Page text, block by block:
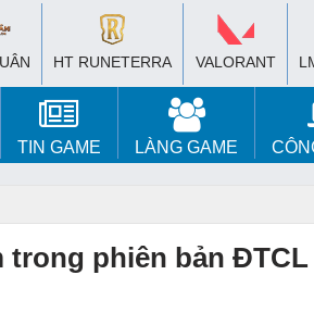
HT RUNETERRA VALORANT
TIN GAME LÀNG GAME
phiên bản ĐTCL